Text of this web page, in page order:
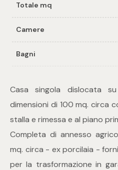
Totale mq
Camere
Bagni
Casa singola dislocata
dimensioni di 100 mq. circa
stalla e rimessa e al piano
Completa di annesso
mq. circa - ex porcilaia -
per la trasformazione in
Residenziali
Commerciali
Industriali
Terreni
Prezzo